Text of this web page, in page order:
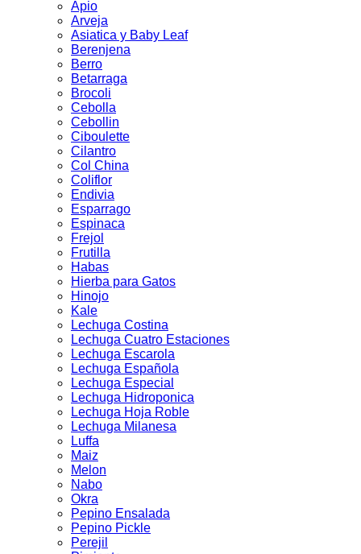
Apio
Arveja
Asiatica y Baby Leaf
Berenjena
Berro
Betarraga
Brocoli
Cebolla
Cebollin
Ciboulette
Cilantro
Col China
Coliflor
Endivia
Esparrago
Espinaca
Frejol
Frutilla
Habas
Hierba para Gatos
Hinojo
Kale
Lechuga Costina
Lechuga Cuatro Estaciones
Lechuga Escarola
Lechuga Española
Lechuga Especial
Lechuga Hidroponica
Lechuga Hoja Roble
Lechuga Milanesa
Luffa
Maiz
Melon
Nabo
Okra
Pepino Ensalada
Pepino Pickle
Perejil